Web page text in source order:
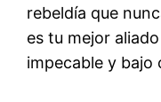
rebeldía que
es tu mejor
impecable y bajo